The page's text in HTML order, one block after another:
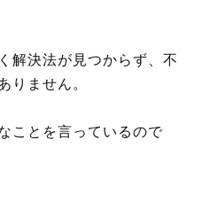
解決法が見つからず、不
りません。
ことを言っているので